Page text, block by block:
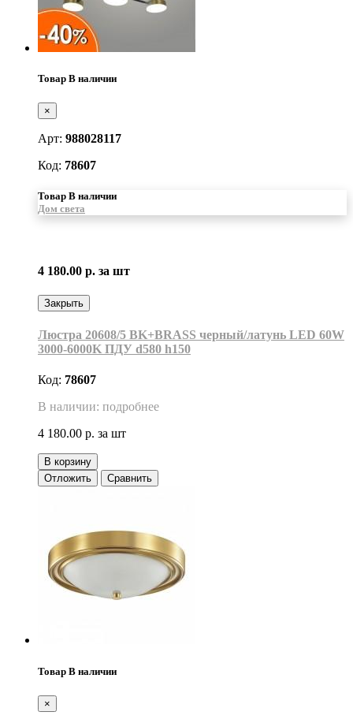
Товар В наличии
×
Арт: 988028117
Код: 78607
Товар В наличии
Дом света
4 180.00 р. за шт
Закрыть
Люстра 20608/5 BK+BRASS черный/латунь LED 60W
3000-6000K ПДУ d580 h150
Код: 78607
В наличии: подробнее
4 180.00 р. за шт
В корзину
Отложить
Сравнить
Товар В наличии
×